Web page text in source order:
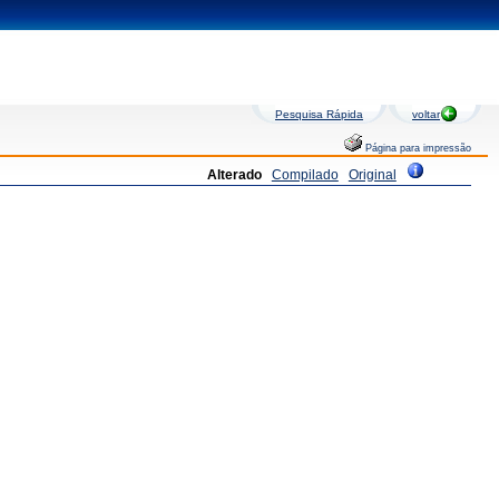
Pesquisa Rápida voltar
Página para impressão
Alterado Compilado Original